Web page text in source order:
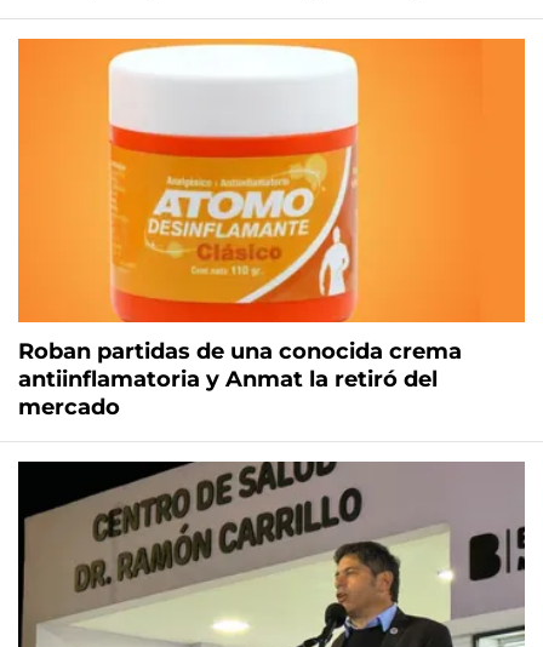
Roban partidas de una conocida crema
antiinflamatoria y Anmat la retiró del
mercado